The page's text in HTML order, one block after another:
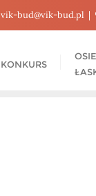
vik-bud@vik-bud.pl
KONKURS